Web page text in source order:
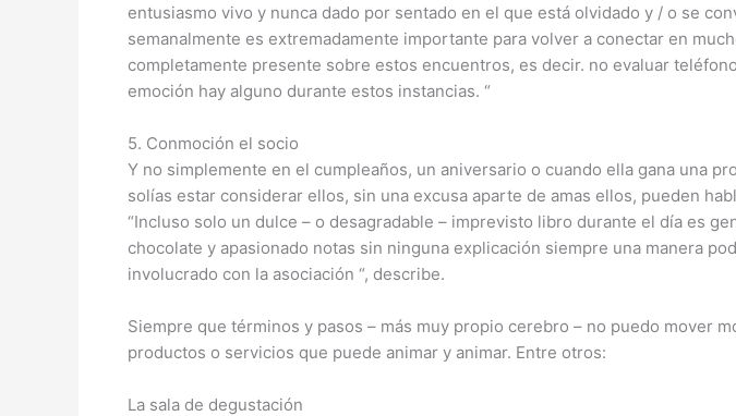
entusiasmo vivo y nunca dado por sentado en el que está olvidado y / o se
semanalmente es extremadamente importante para volver a conectar en
completamente presente sobre estos encuentros, es decir. no evaluar
emoción hay alguno durante estos instancias. “
5. Conmoción el socio
Y no simplemente en el cumpleaños, un aniversario o cuando ella gana una
solías estar considerar ellos, sin una excusa aparte de amas ellos, pueden
“Incluso solo un dulce – o desagradable – imprevisto libro durante el día es
chocolate y apasionado notas sin ninguna explicación siempre una manera
involucrado con la asociación “, describe.
Siempre que términos y pasos – más muy propio cerebro – no puedo mover
productos o servicios que puede animar y animar. Entre otros:
La sala de degustación